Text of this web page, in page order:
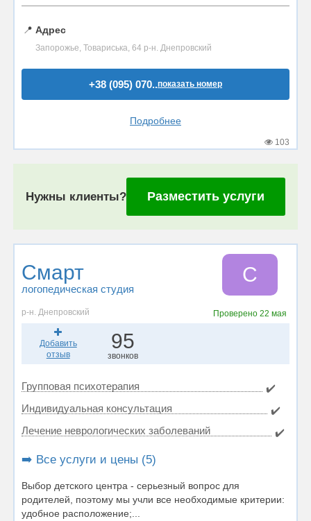
📍 Адрес
Запорожье, Товариська, 64 р-н. Днепровский
+38 (095) 070..показать номер
Подробнее
103
Нужны клиенты? Разместить услуги
Смарт
логопедическая студия
С
р-н. Днепровский Проверено22 мая
Добавить
отзыв
95
звонков
Групповая психотерапия
✔️
Индивидуальная консультация
✔️
Лечение неврологических заболеваний
✔️
➡️ Все услуги и цены (5)
Выбор детского центра - серьезный вопрос для
родителей, поэтому мы учли все необходимые критерии:
удобное расположение;...